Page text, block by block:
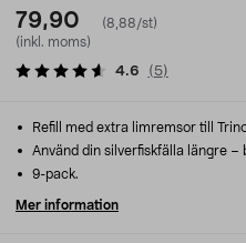
79,90
(8,88/st)
(inkl. moms)
4.6 ( 5)
Refill med extra limremsor till
Använd din silverfiskfälla längre
9-pack.
Mer information